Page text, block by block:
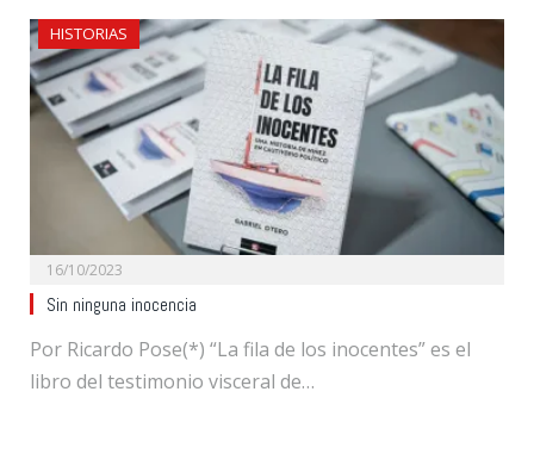
HISTORIAS
16/10/2023
Sin ninguna inocencia
Por Ricardo Pose(*) “La fila de los inocentes” es el
libro del testimonio visceral de…